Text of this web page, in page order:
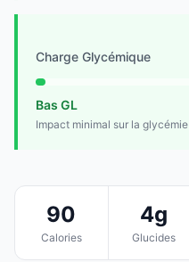
Charge Glycémique
Bas GL
Impact minimal sur la glycémie
90
Calories
4g
Glucides